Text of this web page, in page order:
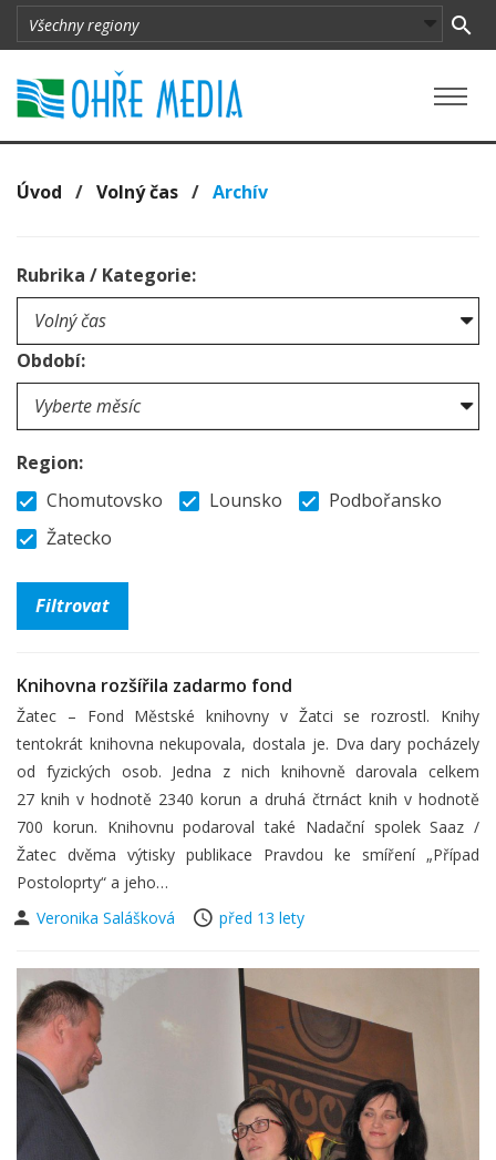
Úvod / Volný čas / Archív
Rubrika / Kategorie:
Období:
Region:
Chomutovsko
Lounsko
Podbořansko
Žatecko
Knihovna rozšířila zadarmo fond
Žatec – Fond Městské knihovny v Žatci se rozrostl. Knihy
tentokrát knihovna nekupovala, dostala je. Dva dary pocházely
od fyzických osob. Jedna z nich knihovně darovala celkem
27 knih v hodnotě 2340 korun a druhá čtrnáct knih v hodnotě
700 korun. Knihovnu podaroval také Nadační spolek Saaz /
Žatec dvěma výtisky publikace Pravdou ke smíření „Případ
Postoloprty“ a jeho…
Veronika Salášková
před 13 lety